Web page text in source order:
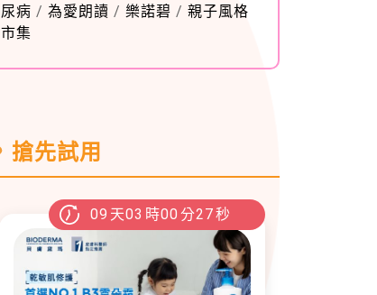
尿病 / 為愛朗讀 / 樂諾碧 / 親子風格
市集
搶先試用
09 天03 時00 分25秒